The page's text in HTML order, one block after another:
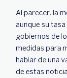
Al parecer, la
aunque su
gobiernos de
medidas para
hablar de una
de estas